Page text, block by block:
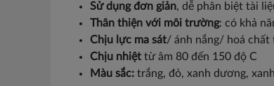
Sử dụng đơn giản, dễ phân biệt tài
Thân thiện với môi trường: có khả
Chịu lực ma sát/ ánh nắng/ hoá
Chịu nhiệt từ âm 80 đến 150 độ C
Màu sắc: trắng, đỏ, xanh dương,